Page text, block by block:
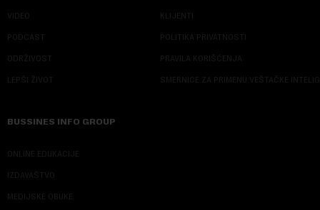
VIDEO
PODCAST
ODRŽIVOST
LEPŠI ŽIVOT
KLIJENTI
POLITIKA PRIVATNOSTI
PRAVILA KORIŠĆENJA
SMERNICE ZA PRIMENU VEŠTAČKE
BUSSINES INFO GROUP
ONLINE EDUKACIJE
IZDAVAŠTVO
MEDIJSKE OBUKE